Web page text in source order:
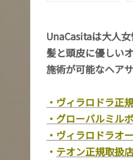
UnaCasitaは大人
髪と頭皮に優しい
施術が可能なヘア
・ヴィラロドラ正
・グローバルミル
・ヴィラロドラオ
・ テオン正規取扱